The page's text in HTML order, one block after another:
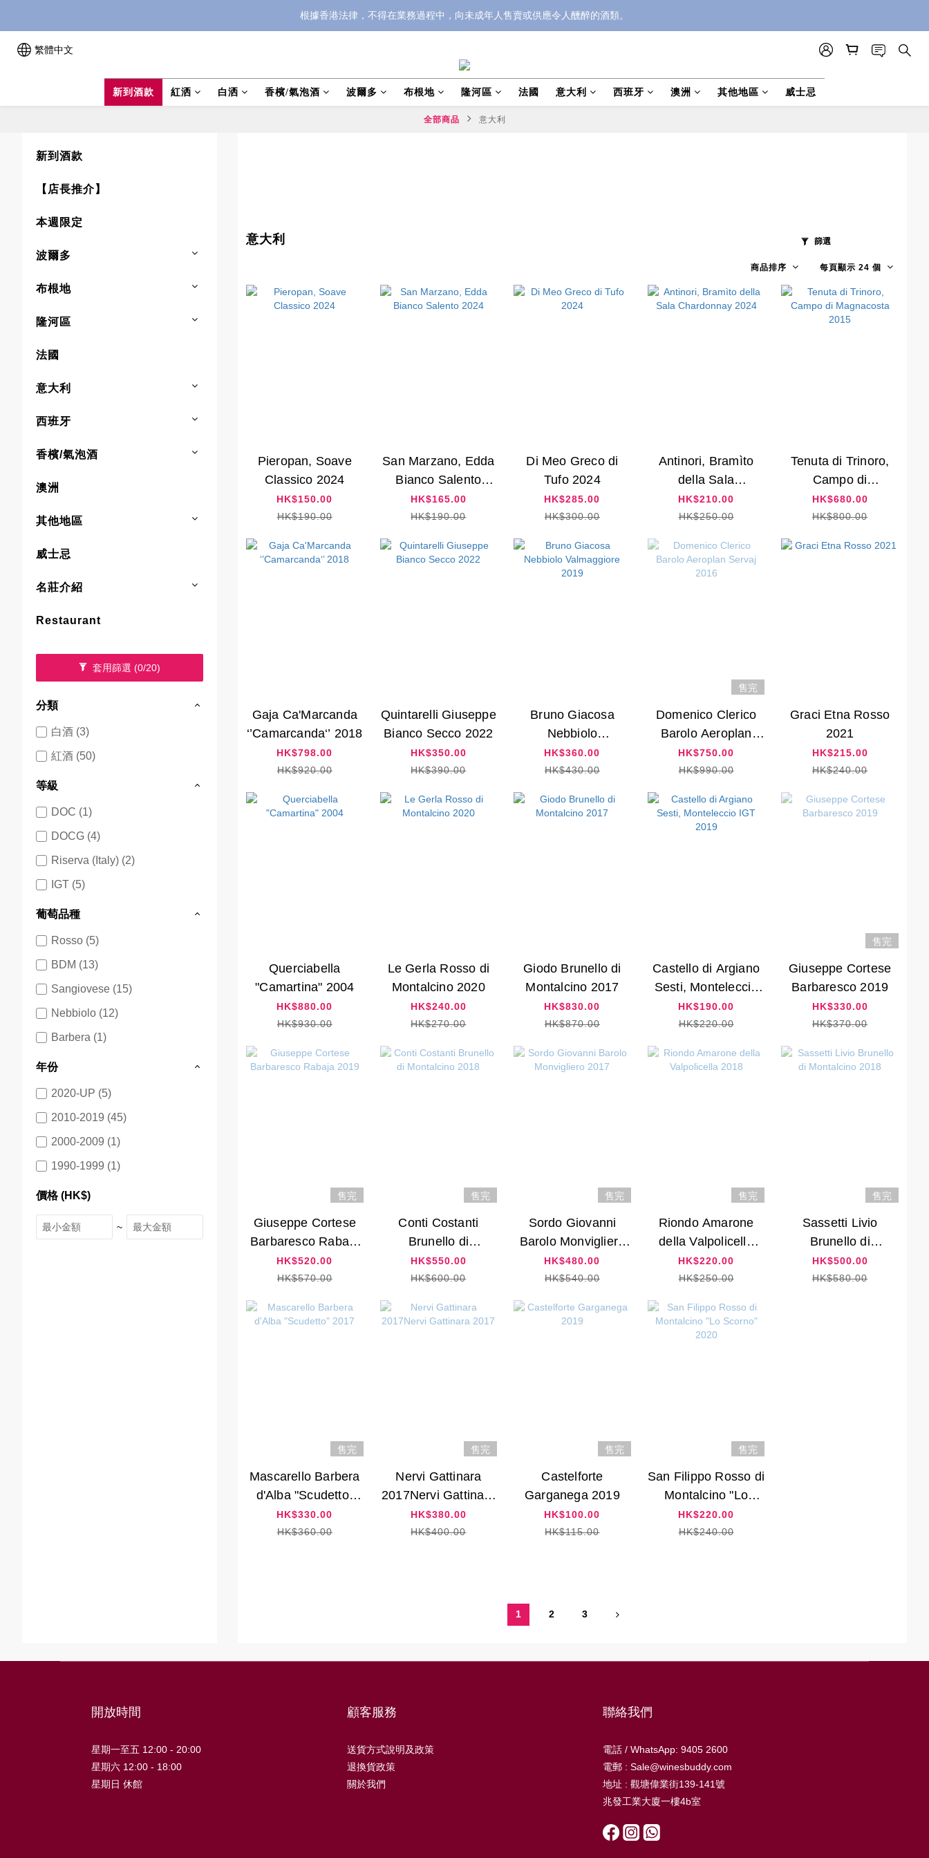
根據香港法律，不得在業務過程中，向未成年人售賣或供應令人醺醉的酒類。
繁體中文
新到酒款 紅洒 白洒 香檳/氣泡酒 波爾多 布根地 隆河區 法國 意大利 西班牙 澳洲 其他地區 威士忌
全部商品 意大利
新到酒款
【店長推介】
本週限定
波爾多
布根地
隆河區
法國
意大利
西班牙
香檳/氣泡酒
澳洲
其他地區
威士忌
名莊介紹
Restaurant
套用篩選 (0/20)
分類
白酒 (3)
紅酒 (50)
等級
DOC (1)
DOCG (4)
Riserva (Italy) (2)
IGT (5)
葡萄品種
Rosso (5)
BDM (13)
Sangiovese (15)
Nebbiolo (12)
Barbera (1)
年份
2020-UP (5)
2010-2019 (45)
2000-2009 (1)
1990-1999 (1)
價格 (HK$)
~
意大利 篩選
商品排序 每頁顯示 24 個
Pieropan, Soave
Classico 2024
HK$150.00
HK$190.00
San Marzano, Edda
Bianco Salento
2024
HK$165.00
HK$190.00
Di Meo Greco di
Tufo 2024
HK$285.00
HK$300.00
Antinori, Bramìto
della Sala
Chardonnay 2024
HK$210.00
HK$250.00
Tenuta di Trinoro,
Campo di
Magnacosta 2015
HK$680.00
HK$800.00
Gaja Ca'Marcanda
‘’Camarcanda‘’ 2018
HK$798.00
HK$920.00
Quintarelli Giuseppe
Bianco Secco 2022
HK$350.00
HK$390.00
Bruno Giacosa
Nebbiolo
Valmaggiore 2019
HK$360.00
HK$430.00
售完
Domenico Clerico
Barolo Aeroplan
Servaj 2016
HK$750.00
HK$990.00
Graci Etna Rosso
2021
HK$215.00
HK$240.00
Querciabella
"Camartina" 2004
HK$880.00
HK$930.00
Le Gerla Rosso di
Montalcino 2020
HK$240.00
HK$270.00
Giodo Brunello di
Montalcino 2017
HK$830.00
HK$870.00
Castello di Argiano
Sesti, Monteleccio
IGT 2019
HK$190.00
HK$220.00
售完
Giuseppe Cortese
Barbaresco 2019
HK$330.00
HK$370.00
售完
Giuseppe Cortese
Barbaresco Rabaja
2019
HK$520.00
HK$570.00
售完
Conti Costanti
Brunello di
Montalcino 2018
HK$550.00
HK$600.00
售完
Sordo Giovanni
Barolo Monvigliero
2017
HK$480.00
HK$540.00
售完
Riondo Amarone
della Valpolicella
2018
HK$220.00
HK$250.00
售完
Sassetti Livio
Brunello di
Montalcino 2018
HK$500.00
HK$580.00
售完
Mascarello Barbera
d'Alba "Scudetto"
2017
HK$330.00
HK$360.00
售完
Nervi Gattinara
2017Nervi Gattinara
2017
HK$380.00
HK$400.00
售完
Castelforte
Garganega 2019
HK$100.00
HK$115.00
售完
San Filippo Rosso di
Montalcino "Lo
Scorno" 2020
HK$220.00
HK$240.00
1 2 3
開放時間
星期一至五 12:00 - 20:00
星期六 12:00 - 18:00
星期日 休館
顧客服務
送貨方式說明及政策
退換貨政策
關於我們
聯絡我們
電話 / WhatsApp: 9405 2600
電郵 : Sale@winesbuddy.com
地址 : 觀塘偉業街139-141號
兆發工業大廈一樓4b室